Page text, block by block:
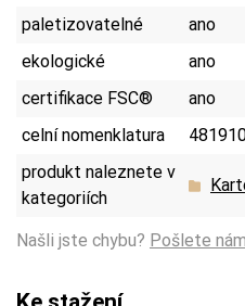
paletizovatelné
ano
ekologické
ano
certifikace FSC®
ano
celní nomenklatura
produkt naleznete v
kategoriích
Našli jste chybu? Pošlete